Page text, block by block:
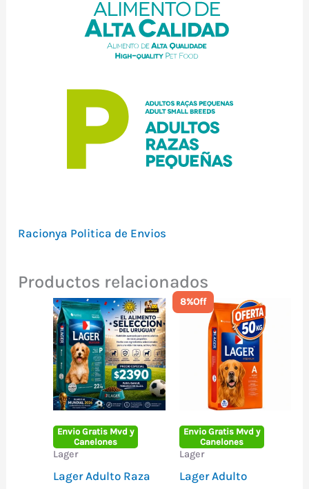
Racionya Politica de Envios
Productos relacionados
Envio Gratis Mvd y
Canelones
Lager
Lager Adulto Raza
Envio Gratis Mvd y
Canelones
8%Off
Lager
Lager Adulto